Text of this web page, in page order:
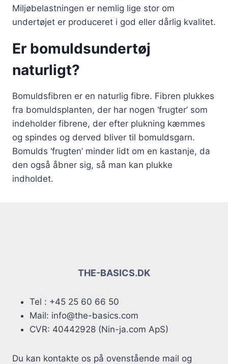
Miljøbelastningen er nemlig lige stor om
undertøjet er produceret i god eller dårlig kvalitet.
Er bomuldsundertøj
naturligt?
Bomuldsfibren er en naturlig fibre. Fibren plukkes
fra bomuldsplanten, der har nogen ‘frugter’ som
indeholder fibrene, der efter plukning kæmmes
og spindes og derved bliver til bomuldsgarn.
Bomulds ‘frugten’ minder lidt om en kastanje, da
den også åbner sig, så man kan plukke
indholdet.
THE-BASICS.DK
Tel : +45 25 60 66 50
Mail: info@the-basics.com
CVR: 40442928 (Nin-ja.com ApS)
Du kan kontakte os på ovenstående mail og